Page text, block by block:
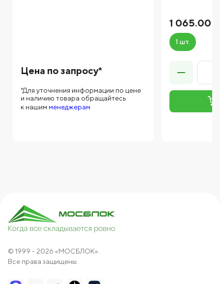
Цена по запросу*
*Для уточнения информации по цене
и наличию товара обращайтесь
к нашим менеджерам
1 065.00 ₽
1 шт.
© 1999 - 2026 «МОСБЛОК».
Все права защищены.